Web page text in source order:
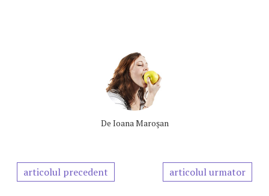
De Ioana Maroşan
articolul precedent articolul urmator